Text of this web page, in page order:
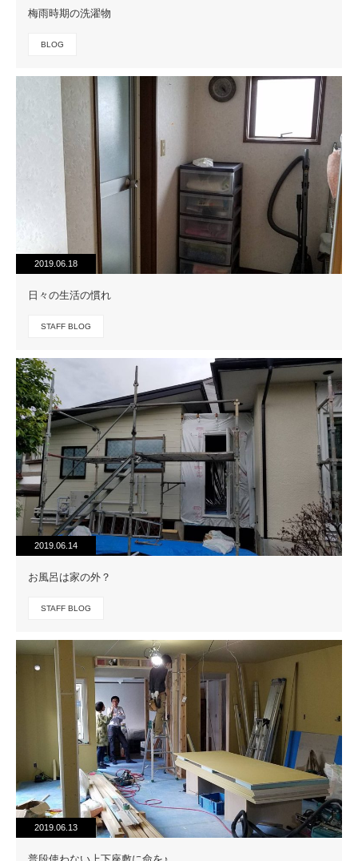
梅雨時期の洗濯物
BLOG
2019.06.18
日々の生活の慣れ
STAFF BLOG
2019.06.14
お風呂は家の外？
STAFF BLOG
2019.06.13